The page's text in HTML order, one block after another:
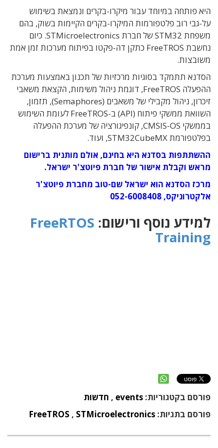
היא פותחה במיוחד עבור מיקרו-בקרים ונמצאת בשימוש
על-גבי רוב פלטפורמות המיקרו-בקרים הקיימות בשוק, בהם
משפחת STM32 של חברת STMicroelectronics. כיום
נחשבת FreeTROS כתקן דה-פקטו בפיתוח מערכות זמן אמת
משובצות.
הסדנא תתמקד בסוגיות מרכזיות של תכנון באמצעות מערכת
ההפעלה FreeTROS, דוגמת ניהול משימות, הקצאת משאבי
זיכרון, ניהול מקבילי של משאבים (Semaphores), תזמון,
השוואת ממשקי פיתוח (API) ב-FreeTROS לעומת השימוש
בממשקי CMSIS-OS, קונפיגורציה של מערכת ההפעלה
בפלטפורמת STM32CubeMX, ועוד.
ההשתתפות בסדנא היא בחינם, אולם מותנית ברישום
מראש וקבלת אישור של חברת פיוטצ'ר ישראל.
מרכז הסדנא הוא ישראל שם-טוב מחברת פיוטצ'ר
אלקטרוניקס, 052-6008408
למידע נוסף ורישום: FreeRTOS
Training
פורסם בקטגוריות: events
, חדשות
פורסם בתגיות:
FreeTROS , STMicroelectronics